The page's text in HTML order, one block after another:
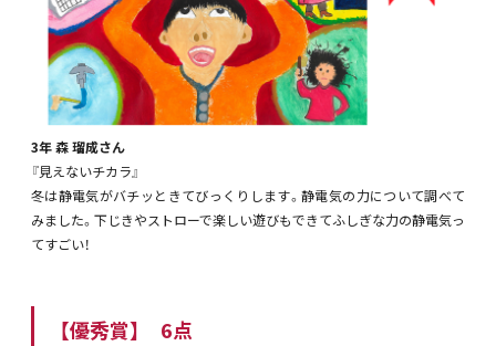
3年 森 瑠成さん
『見えないチカラ』
冬は静電気がバチッときてびっくりします。静電気の力について調べて
みました。下じきやストローで楽しい遊びもできてふしぎな力の静電気っ
てすごい！
【優秀賞】 6点